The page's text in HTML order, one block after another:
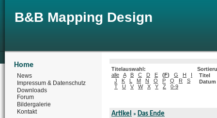
B&B Mapping Design
Home
News
Impressum & Datenschutz
Downloads
Forum
Bildergalerie
Kontakt
Titelauswahl:
alle
A B C D E (F) G H
I
J
K L M N O P Q R
S
T
U V W X Y Z 0-9
Titel
Datum
Artikel » Das Ende